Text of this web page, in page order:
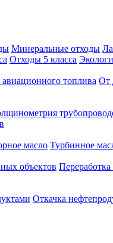
Минеральные отходы
Отходы 5 класса
топлива От
масло Турбинное
объектов
Откачка